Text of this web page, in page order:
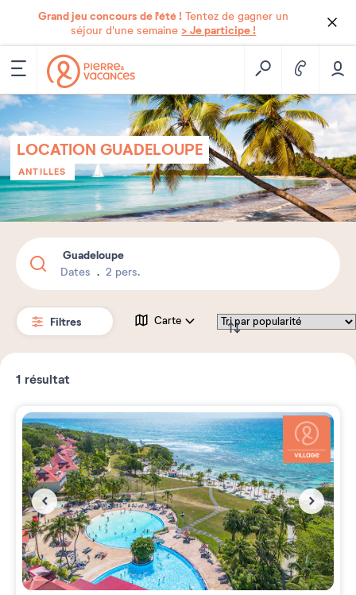
Grand jeu concours de l'été ! Tentez de gagner un
séjour d'une semaine > Je participe !
LOCATION GUADELOUPE
ANTILLES
Guadeloupe
Dates 2 pers.
Filtres Carte
1 résultat